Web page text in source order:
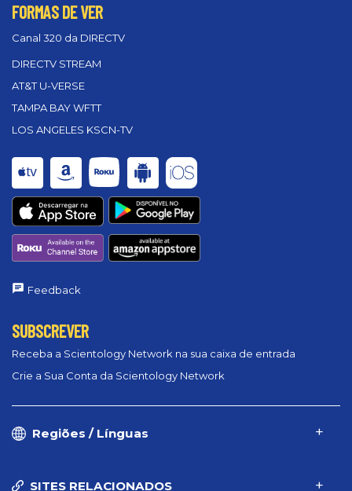
FORMAS DE VER
Canal 320 da DIRECTV
DIRECTV STREAM
AT&T U-VERSE
TAMPA BAY WFTT
LOS ANGELES KSCN-TV
Feedback
SUBSCREVER
Receba a Scientology Network na sua caixa de entrada
Crie a Sua Conta da Scientology Network
Regiões / Línguas
SITES RELACIONADOS